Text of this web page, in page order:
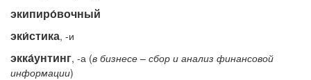
экипиро́вочный
эки́стика, -и
экка́унтинг, -а (в бизнесе – сбор и анализ финансовой
информации)